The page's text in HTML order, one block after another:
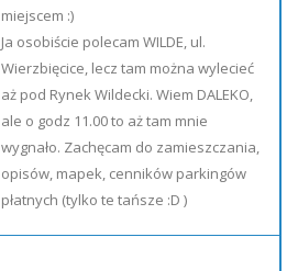
miejscem :)
Ja osobiście polecam WILDE, ul.
Wierzbięcice, lecz tam można wylecieć
aż pod Rynek Wildecki. Wiem DALEKO,
ale o godz 11.00 to aż tam mnie
wygnało. Zachęcam do zamieszczania,
opisów, mapek, cenników parkingów
płatnych (tylko te tańsze :D )